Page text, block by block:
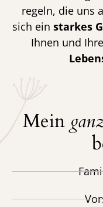
regeln, die uns
sich ein starkes
Ihnen und
Mein